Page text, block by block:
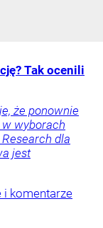
Tak ocenili
że ponownie
w wyborach
dla
jest
i komentarze